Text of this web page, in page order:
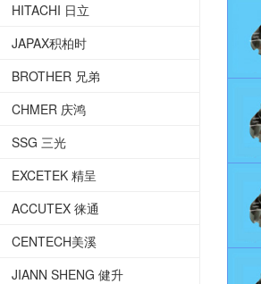
HITACHI 日立
JAPAX积柏时
BROTHER 兄弟
CHMER 庆鸿
SSG 三光
EXCETEK 精呈
ACCUTEX 徕通
CENTECH美溪
JIANN SHENG 健升